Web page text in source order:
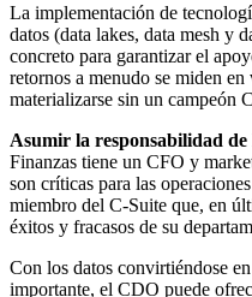
La implementación de
datos (data lakes, data mesh y
concreto para garantizar el
retornos a menudo se miden
materializarse sin un campeón
Asumir la responsabilidad de
Finanzas tiene un CFO y
son críticas para las
miembro del C-Suite que, en
éxitos y fracasos de su
Con los datos convirtiéndose
importante, el CDO puede